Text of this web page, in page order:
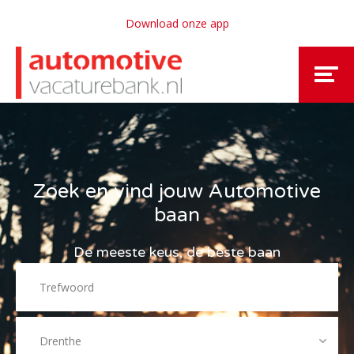
Download onze app
Zoek en vind jouw Automotive
baan
De meeste keus, de beste baan